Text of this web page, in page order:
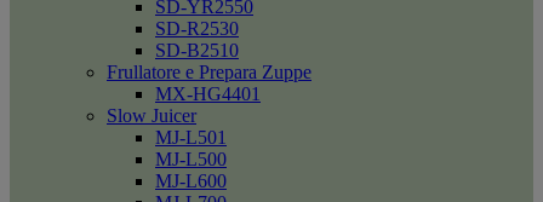
SD-YR2550
SD-R2530
SD-B2510
Frullatore e Prepara Zuppe
MX-HG4401
Slow Juicer
MJ-L501
MJ-L500
MJ-L600